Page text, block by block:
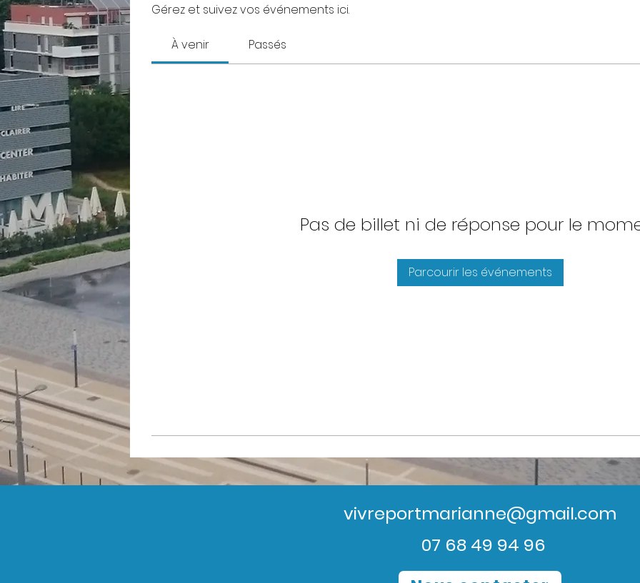
Gérez et suivez vos événements ici.
À venir Passés
Pas de billet ni de réponse pour le
Parcourir les événements
vivreportmarianne@gmail.com
07 68 49 94 96